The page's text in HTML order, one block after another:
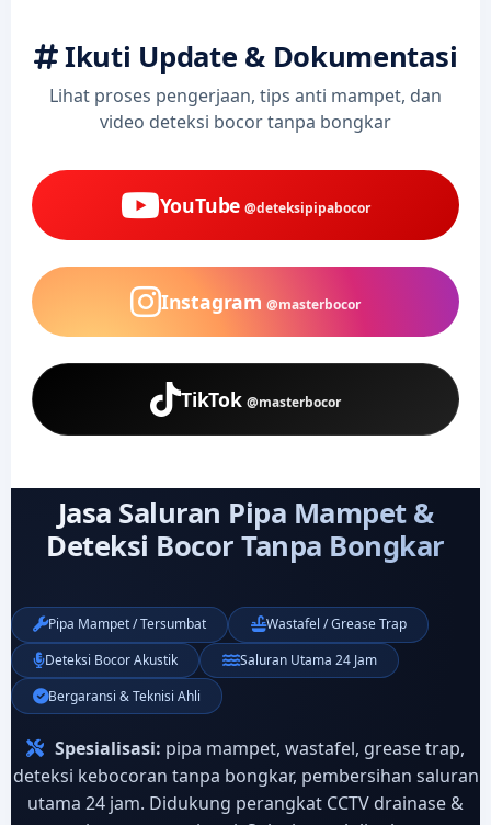
Ikuti Update & Dokumentasi
Lihat proses pengerjaan, tips anti mampet, dan
video deteksi bocor tanpa bongkar
YouTube @deteksipipabocor
Instagram @masterbocor
TikTok @masterbocor
Jasa Saluran Pipa Mampet &
Deteksi Bocor Tanpa Bongkar
Pipa Mampet / Tersumbat
Wastafel / Grease Trap
Deteksi Bocor Akustik
Saluran Utama 24 Jam
Bergaransi & Teknisi Ahli
Spesialisasi: pipa mampet, wastafel, grease trap,
deteksi kebocoran tanpa bongkar, pembersihan saluran
utama 24 jam. Didukung perangkat CCTV drainase &